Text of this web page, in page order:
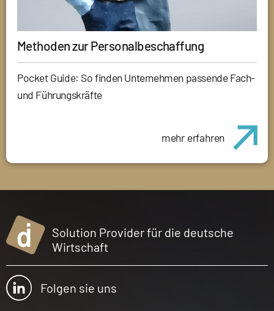
Methoden zur Personalbeschaffung
Pocket Guide: So finden Unternehmen passende Fach-
und Führungskräfte
mehr erfahren
Solution Provider für die deutsche
Wirtschaft
Folgen sie uns